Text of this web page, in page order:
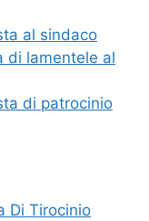
al sindaco
di lamentele al
di patrocinio
Di Tirocinio